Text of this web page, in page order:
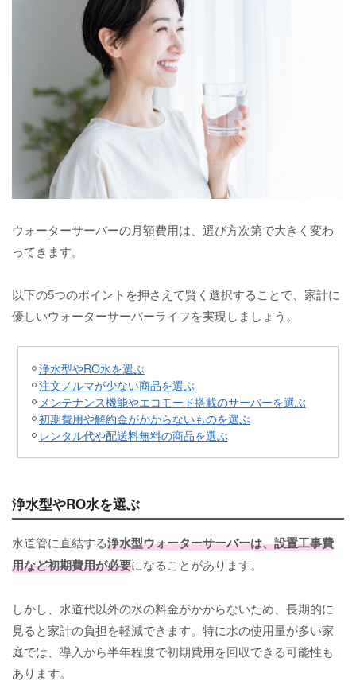
ウォーターサーバーの月額費用は、選び方次第で大きく変わ
ってきます。
以下の5つのポイントを押さえて賢く選択することで、家計に
優しいウォーターサーバーライフを実現しましょう。
浄水型やRO水を選ぶ
注文ノルマが少ない商品を選ぶ
メンテナンス機能やエコモード搭載のサーバーを選ぶ
初期費用や解約金がかからないものを選ぶ
レンタル代や配送料無料の商品を選ぶ
浄水型やRO水を選ぶ
水道管に直結する浄水型ウォーターサーバーは、設置工事費
用など初期費用が必要になることがあります。
しかし、水道代以外の水の料金がかからないため、長期的に
見ると家計の負担を軽減できます。特に水の使用量が多い家
庭では、導入から半年程度で初期費用を回収できる可能性も
あります。